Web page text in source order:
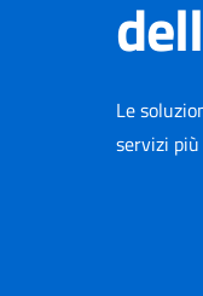
Le
servizi